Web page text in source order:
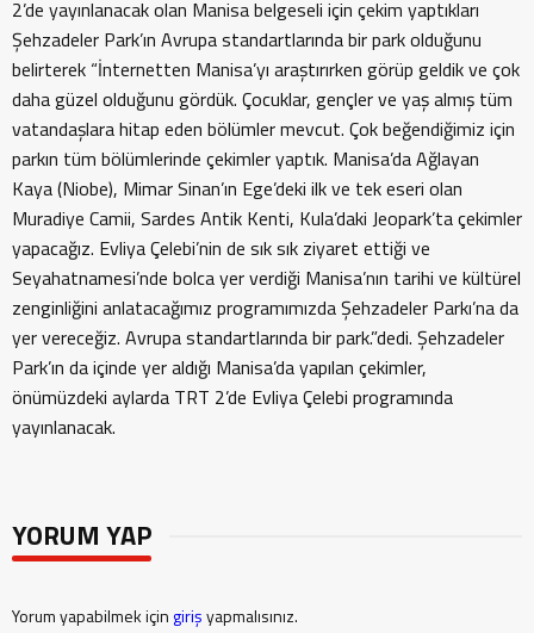
2’de yayınlanacak olan Manisa belgeseli için çekim yaptıkları
Şehzadeler Park’ın Avrupa standartlarında bir park olduğunu
belirterek “İnternetten Manisa’yı araştırırken görüp geldik ve çok
daha güzel olduğunu gördük. Çocuklar, gençler ve yaş almış tüm
vatandaşlara hitap eden bölümler mevcut. Çok beğendiğimiz için
parkın tüm bölümlerinde çekimler yaptık. Manisa’da Ağlayan
Kaya (Niobe), Mimar Sinan’ın Ege’deki ilk ve tek eseri olan
Muradiye Camii, Sardes Antik Kenti, Kula’daki Jeopark’ta çekimler
yapacağız. Evliya Çelebi’nin de sık sık ziyaret ettiği ve
Seyahatnamesi’nde bolca yer verdiği Manisa’nın tarihi ve kültürel
zenginliğini anlatacağımız programımızda Şehzadeler Parkı’na da
yer vereceğiz. Avrupa standartlarında bir park.”dedi. Şehzadeler
Park’ın da içinde yer aldığı Manisa’da yapılan çekimler,
önümüzdeki aylarda TRT 2’de Evliya Çelebi programında
yayınlanacak.
YORUM YAP
Yorum yapabilmek içingirişyapmalısınız.